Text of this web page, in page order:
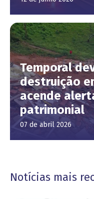
Temporal
destruição
acende
patrimonial
07 de abril 2026
Notícias mais